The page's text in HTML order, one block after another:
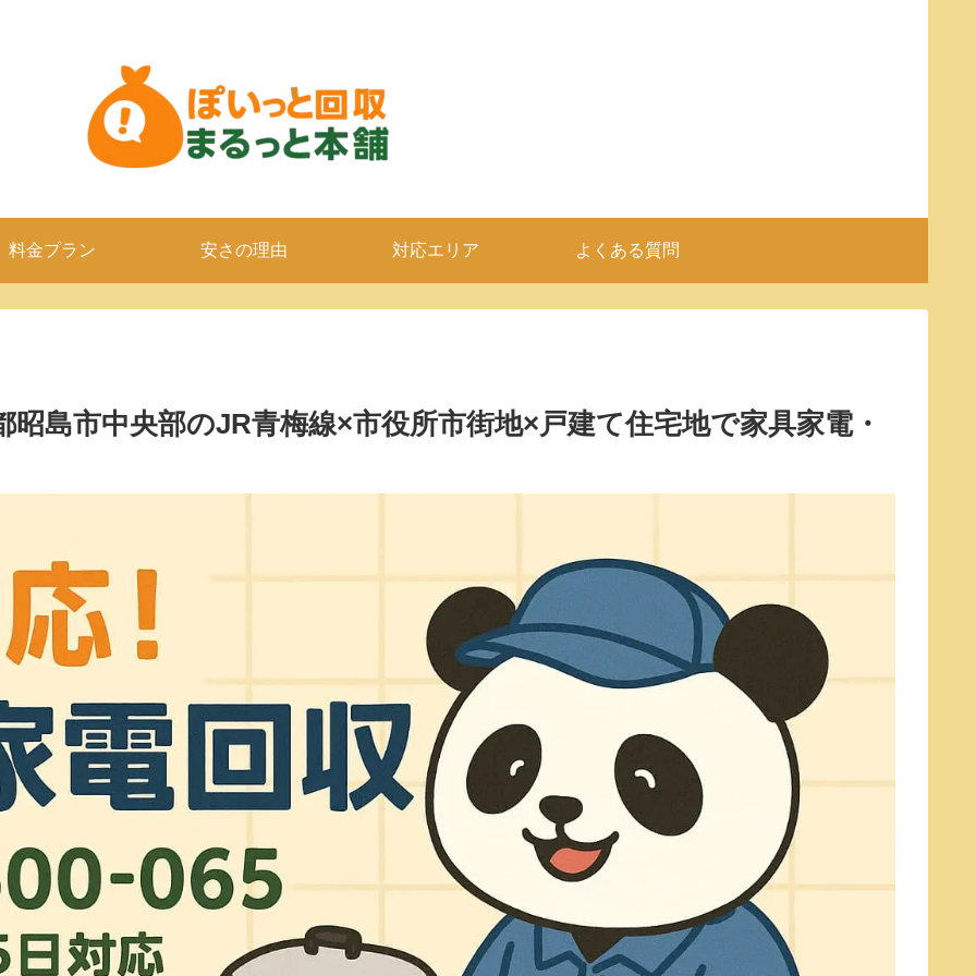
料金プラン 安さの理由 対応エリア よくある質問
島市中央部のJR青梅線×市役所市街地×戸建て住宅地で家具家電・